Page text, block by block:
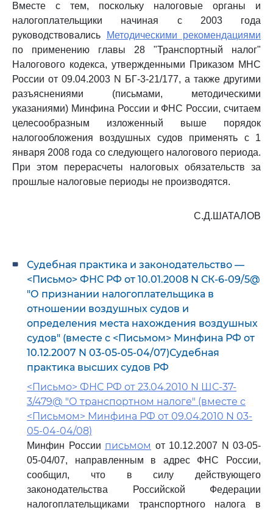
Вместе с тем, поскольку налоговые органы и
налогоплательщики начиная с 2003 года
руководствовались
Методическими рекомендациями
по применению главы 28 "Транспортный налог"
Налогового кодекса, утвержденными Приказом МНС
России от 09.04.2003 N БГ-3-21/177, а также другими
разъяснениями (письмами, методическими
указаниями) Минфина России и ФНС России, считаем
целесообразным изложенный выше порядок
налогообложения воздушных судов применять с 1
января 2008 года со следующего налогового периода.
При этом перерасчеты налоговых обязательств за
прошлые налоговые периоды не производятся.
С.Д.ШАТАЛОВ
Судебная практика и законодательство —
<Письмо> ФНС РФ от 10.01.2008 N СК-6-09/5@
"О признании налогоплательщика в
отношении воздушных судов и
определения места нахождения воздушных
судов" (вместе с <Письмом> Минфина РФ от
10.12.2007 N 03-05-05-04/07)Судебная
практика высших судов РФ
<Письмо> ФНС РФ от 23.04.2010 N ШС-37-
3/479@ "О транспортном налоге" (вместе с
<Письмом> Минфина РФ от 09.04.2010 N 03-
05-04-04/08)
Минфин России письмом от 10.12.2007 N 03-05-
05-04/07, направленным в адрес ФНС России,
сообщил, что в силу действующего
законодательства Российской Федерации
налогоплательщиками транспортного налога в